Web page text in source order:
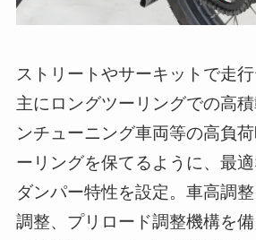
ストリートやサーキットで走行
主にロングツーリングでの高
ンチューニング車両等の高負
ーリングを保てるように、最
ダンパー特性を設定。車高調
調整、プリロード調整機構を